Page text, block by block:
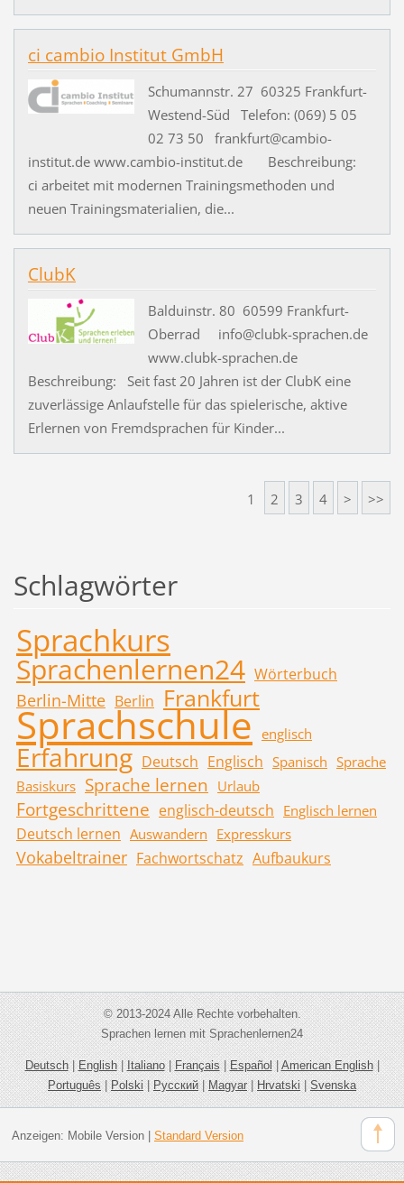
ci cambio Institut GmbH
Schumannstr. 27 60325 Frankfurt-
Westend-Süd Telefon: (069) 5 05
02 73 50 frankfurt@cambio-
institut.de www.cambio-institut.de Beschreibung:
ci arbeitet mit modernen Trainingsmethoden und
neuen Trainingsmaterialien, die...
ClubK
Balduinstr. 80 60599 Frankfurt-
Oberrad info@clubk-sprachen.de
www.clubk-sprachen.de
Beschreibung: Seit fast 20 Jahren ist der ClubK eine
zuverlässige Anlaufstelle für das spielerische, aktive
Erlernen von Fremdsprachen für Kinder...
1 2 3 4 > >>
Schlagwörter
Sprachkurs
Sprachenlernen24 Wörterbuch
Berlin-Mitte Berlin Frankfurt
Sprachschule englisch
Erfahrung Deutsch Englisch Spanisch Sprache
Basiskurs Sprache lernen Urlaub
Fortgeschrittene englisch-deutsch Englisch lernen
Deutsch lernen Auswandern Expresskurs
Vokabeltrainer Fachwortschatz Aufbaukurs
© 2013-2024 Alle Rechte vorbehalten.
Sprachen lernen mit Sprachenlernen24
Deutsch|English|Italiano|Français|Español|American English|
Português|Polski|Русский|Magyar|Hrvatski|Svenska
Anzeigen: Mobile Version| Standard Version